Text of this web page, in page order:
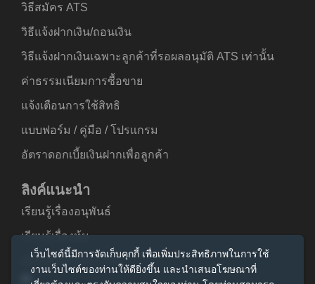
วิธีสมัคร ATS
วิธีแจ้งฝากเงิน/ถอนเงิน
วิธีแจ้งฝากเงินเฉพาะลูกค้าที่รอผลอนุมัติ ATS เท่านั้น
ค่าธรรมเนียมการซื้อขาย
แจ้งเตือนการใช้สิทธิ
แบบฟอร์ม / คู่มือ / โปรแกรม
อัตราดอกเบี้ยเงินฝากเพื่อลูกค้า
ลิงค์แนะนำ
เรียนรู้เรื่องอนุพันธ์
เรียนรู้เรื่องหุ้น
คู่มือนักลงทุนมือใหม่
เว็บไซต์นี้มีการจัดเก็บคุกกี้ เพื่อเพิ่มประสิทธิภาพในการใช้
งานเว็บไซต์ของท่านให้ดียิ่งขึ้น และนำเสนอโฆษณาที่